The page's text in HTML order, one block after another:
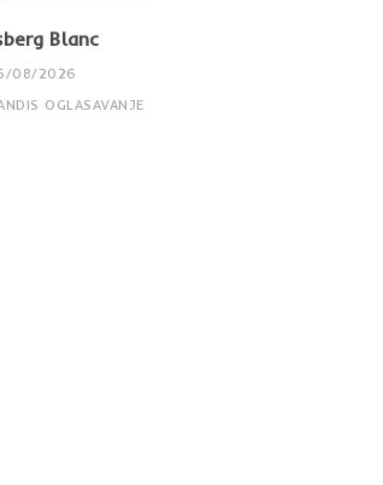
Blanc
08/2026
OGLASAVANJE